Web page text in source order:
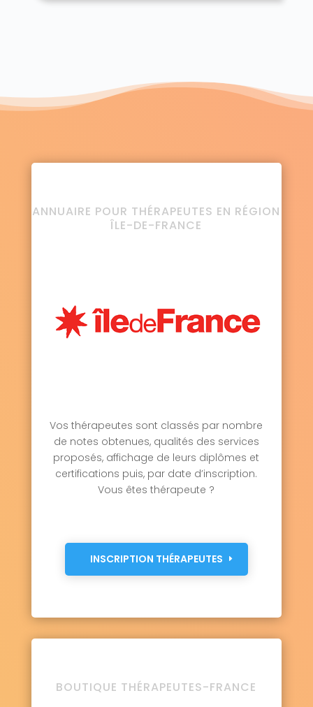
ANNUAIRE POUR THÉRAPEUTES EN RÉGION
ÎLE-DE-FRANCE
Vos thérapeutes sont classés par nombre
de notes obtenues, qualités des services
proposés, affichage de leurs diplômes et
certifications puis, par date d’inscription.
Vous êtes thérapeute ?
INSCRIPTION THÉRAPEUTES
BOUTIQUE THÉRAPEUTES-FRANCE